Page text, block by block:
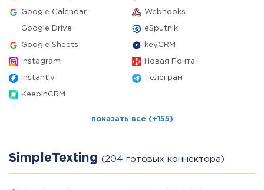
Google Calendar Webhooks
Google Drive eSputnik
Google Sheets keyCRM
Instagram Новая Почта
Instantly Телеграм
KeepinCRM
показать все (+155)
SimpleTexting (204 готовых коннектора)